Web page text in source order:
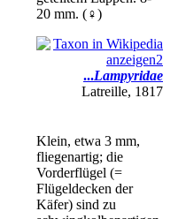
20 mm. (♀)
...Lampyridae
Latreille, 1817
Klein, etwa 3 mm,
fliegenartig; die
Vorderflügel (=
Flügeldecken der
Käfer) sind zu